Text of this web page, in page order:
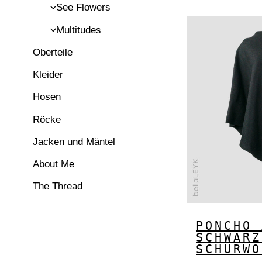
See Flowers
Multitudes
Oberteile
Kleider
Hosen
Röcke
Jacken und Mäntel
About Me
The Thread
PONCHO